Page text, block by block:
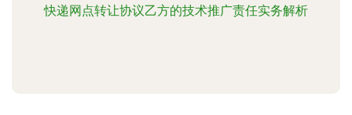
快递网点转让协议乙方的技术推广责任实务解析